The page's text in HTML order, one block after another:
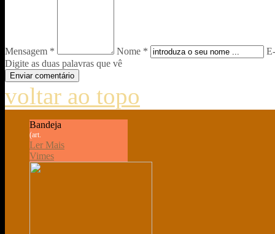
Mensagem * Nome *
Digite as duas palavras que vê
voltar ao topo
Bandeja
(art.
Ler Mais
Vimes